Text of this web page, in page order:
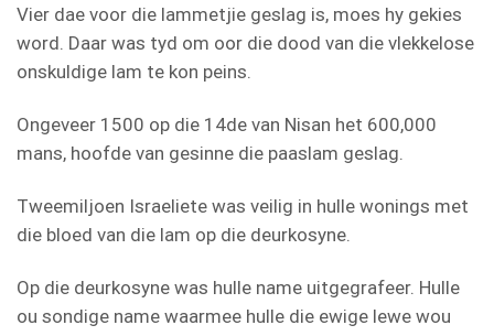
Vier dae voor die lammetjie geslag is, moes hy gekies
word. Daar was tyd om oor die dood van die vlekkelose
onskuldige lam te kon peins.
Ongeveer 1500 op die 14de van Nisan het 600,000
mans, hoofde van gesinne die paaslam geslag.
Tweemiljoen Israeliete was veilig in hulle wonings met
die bloed van die lam op die deurkosyne.
Op die deurkosyne was hulle name uitgegrafeer. Hulle
ou sondige name waarmee hulle die ewige lewe wou